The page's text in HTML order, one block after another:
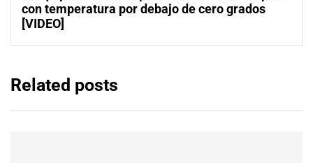
con temperatura por debajo de cero grados
[VIDEO]
Related posts